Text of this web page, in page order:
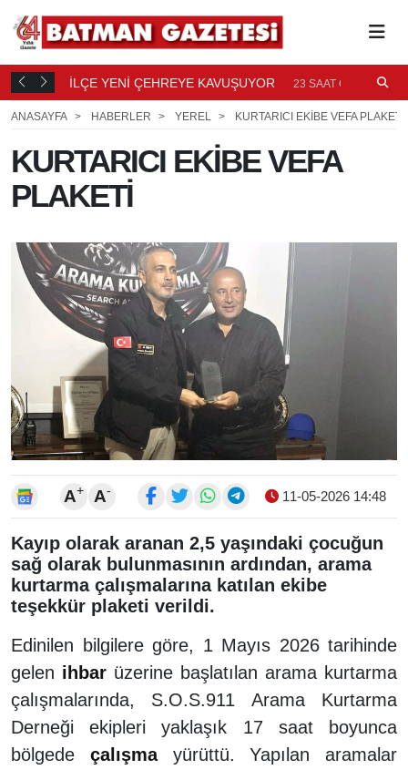
23 İLÇE YENİ ÇEHREYE KAVUŞUYOR 23 SAAT ÖNCE
ANASAYFA
HABERLER YEREL KURTARICI EKİBE VEFA PLAKETİ
KURTARICI EKİBE VEFA
PLAKETİ
A+ A- 11-05-2026 14:48
Kayıp olarak aranan 2,5 yaşındaki çocuğun
sağ olarak bulunmasının ardından, arama
kurtarma çalışmalarına katılan ekibe
teşekkür plaketi verildi.
Edinilen bilgilere göre, 1 Mayıs 2026 tarihinde
gelen ihbar üzerine başlatılan arama kurtarma
çalışmalarında, S.O.S.911 Arama Kurtarma
Derneği ekipleri yaklaşık 17 saat boyunca
bölgede çalışmayürüttü. Yapılan aramalar